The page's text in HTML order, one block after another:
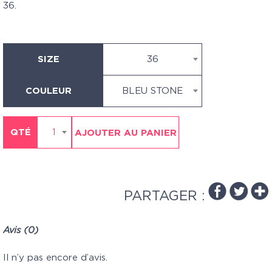
36.
SIZE 36
COULEUR BLEU STONE
QTÉ 1 AJOUTER AU PANIER
PARTAGER :
Avis (0)
Il n’y pas encore d’avis.